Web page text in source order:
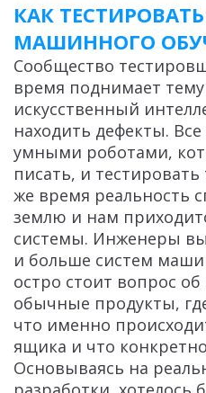
КАК
МАШИННОГО
Сообщество
время поднимает
искусственный
находить дефекты.
умными роботами,
писать, и
же время реальность
землю и нам
системы. Инженеры
и больше систем
остро стоит вопрос об
обычные продукты,
что именно
ящика и что
Основываясь на